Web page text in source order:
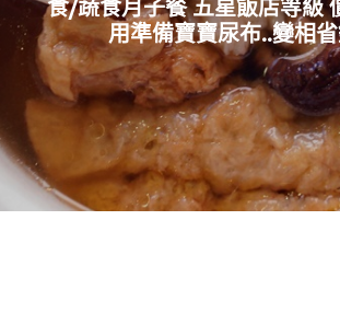
食/蔬食月子餐 五星飯店等級
用準備寶寶尿布..變相省